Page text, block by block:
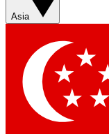
Asia